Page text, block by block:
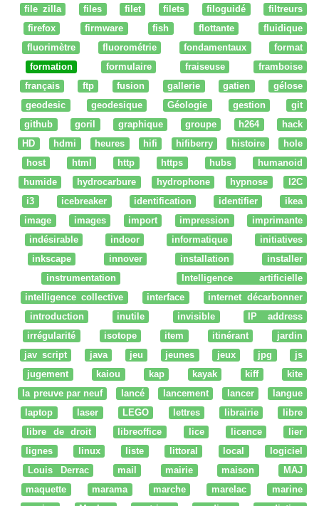
file zilla files filet filets filoguidé
filtreurs
firefox
firmware fish flottante
fluidique
fluorimètre
fluorométrie fondamentaux
format
formation
formulaire fraiseuse
framboise
français
ftp fusion gallerie gatien
gélose
geodesic
geodesique Géologie gestion
git
github
goril graphique groupe h264
hack
HD
hdmi heures hifi hifiberry histoire
hole
host
html http https hubs
humanoid
humide
hydrocarbure hydrophone hypnose
I2C
i3
icebreaker identification identifier
ikea
image
images import impression
imprimante
indésirable
indoor informatique
initiatives
inkscape
innover installation
installer
instrumentation
Intelligence artificielle
intelligence collective
interface
internet décarbonner
introduction
inutile invisible
IP address
irrégularité
isotope item itinérant
jardin
jav script
java jeu jeunes jeux jpg
js
jugement
kaiou kap kayak kiff
kite
la preuve par neuf
lancé lancement lancer
langue
laptop
laser LEGO lettres librairie
libre
libre de droit
libreoffice lice licence
lier
lignes
linux liste littoral local
logiciel
Louis Derrac
mail mairie maison
MAJ
maquette
marama marche marelac
marine